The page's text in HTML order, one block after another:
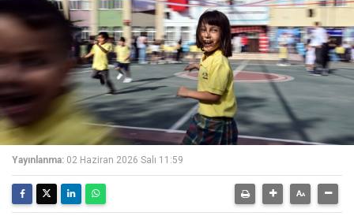
Yayınlanma: 02 Haziran 2026 Salı 11:59